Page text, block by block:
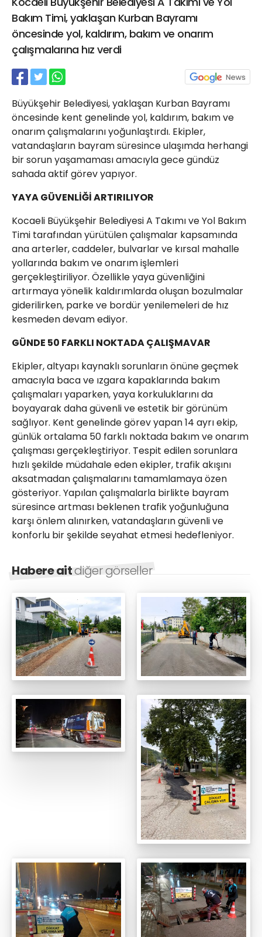
Bakım Timi, yaklaşan Kurban Bayramı
öncesinde yol, kaldırım, bakım ve onarım
çalışmalarına hız verdi
Büyükşehir Belediyesi, yaklaşan Kurban Bayramı
öncesinde kent genelinde yol, kaldırım, bakım ve
onarım çalışmalarını yoğunlaştırdı. Ekipler,
vatandaşların bayram süresince ulaşımda herhangi
bir sorun yaşamaması amacıyla gece gündüz
sahada aktif görev yapıyor.
YAYA GÜVENLİĞİ ARTIRILIYOR
Kocaeli Büyükşehir Belediyesi A Takımı ve Yol Bakım
Timi tarafından yürütülen çalışmalar kapsamında
ana arterler, caddeler, bulvarlar ve kırsal mahalle
yollarında bakım ve onarım işlemleri
gerçekleştiriliyor. Özellikle yaya güvenliğini
artırmaya yönelik kaldırımlarda oluşan bozulmalar
giderilirken, parke ve bordür yenilemeleri de hız
kesmeden devam ediyor.
GÜNDE 50 FARKLI NOKTADA ÇALIŞMAVAR
Ekipler, altyapı kaynaklı sorunların önüne geçmek
amacıyla baca ve ızgara kapaklarında bakım
çalışmaları yaparken, yaya korkuluklarını da
boyayarak daha güvenli ve estetik bir görünüm
sağlıyor. Kent genelinde görev yapan 14 ayrı ekip,
günlük ortalama 50 farklı noktada bakım ve onarım
çalışması gerçekleştiriyor. Tespit edilen sorunlara
hızlı şekilde müdahale eden ekipler, trafik akışını
aksatmadan çalışmalarını tamamlamaya özen
gösteriyor. Yapılan çalışmalarla birlikte bayram
süresince artması beklenen trafik yoğunluğuna
karşı önlem alınırken, vatandaşların güvenli ve
konforlu bir şekilde seyahat etmesi hedefleniyor.
Habere aitdiğer görseller
21 Gölcük
02624132333
haber@golcukpostasi.com